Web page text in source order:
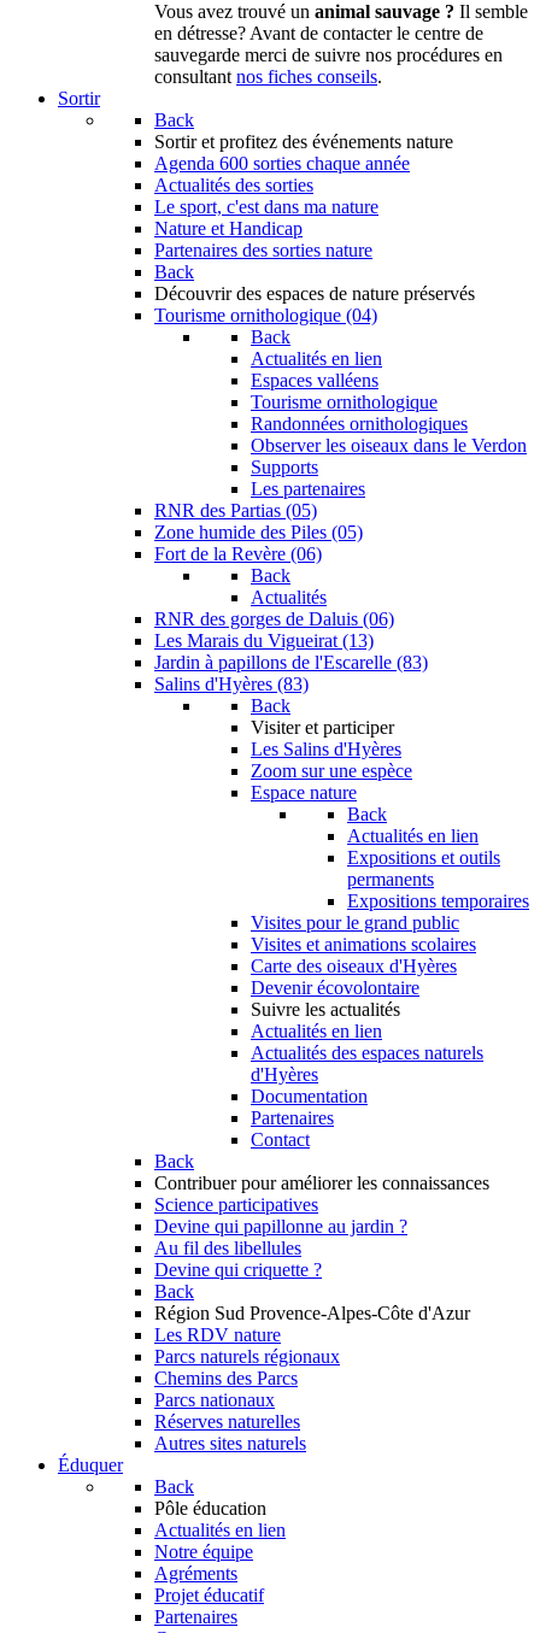
Vous avez trouvé un animal sauvage ? Il semble
en détresse? Avant de contacter le centre de
sauvegarde merci de suivre nos procédures en
consultant nos fiches conseils.
Sortir
Back
Sortir et profitez des événements nature
Agenda 600 sorties chaque année
Actualités des sorties
Le sport, c'est dans ma nature
Nature et Handicap
Partenaires des sorties nature
Back
Découvrir des espaces de nature préservés
Tourisme ornithologique (04)
Back
Actualités en lien
Espaces valléens
Tourisme ornithologique
Randonnées ornithologiques
Observer les oiseaux dans le Verdon
Supports
Les partenaires
RNR des Partias (05)
Zone humide des Piles (05)
Fort de la Revère (06)
Back
Actualités
RNR des gorges de Daluis (06)
Les Marais du Vigueirat (13)
Jardin à papillons de l'Escarelle (83)
Salins d'Hyères (83)
Back
Visiter et participer
Les Salins d'Hyères
Zoom sur une espèce
Espace nature
Back
Actualités en lien
Expositions et outils
permanents
Expositions temporaires
Visites pour le grand public
Visites et animations scolaires
Carte des oiseaux d'Hyères
Devenir écovolontaire
Suivre les actualités
Actualités en lien
Actualités des espaces naturels
d'Hyères
Documentation
Partenaires
Contact
Back
Contribuer pour améliorer les connaissances
Science participatives
Devine qui papillonne au jardin ?
Au fil des libellules
Devine qui criquette ?
Back
Région Sud Provence-Alpes-Côte d'Azur
Les RDV nature
Parcs naturels régionaux
Chemins des Parcs
Parcs nationaux
Réserves naturelles
Autres sites naturels
Éduquer
Back
Pôle éducation
Actualités en lien
Notre équipe
Agréments
Projet éducatif
Partenaires